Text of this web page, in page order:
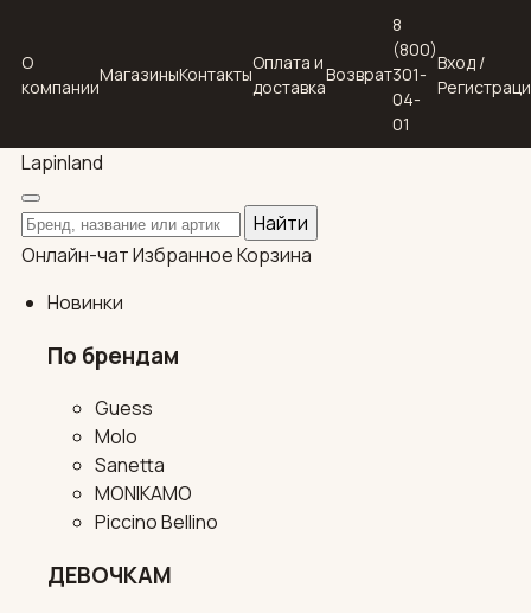
О
компании
МагазиныКонтакты
Оплата и
доставка
Возврат
8
(800)
301-
04-
01
Вход /
Lapinland
Поиск по каталогу
Найти
Онлайн-чатИзбранноеКорзина
Новинки
По брендам
Guess
Molo
Sanetta
MONIKAMO
Piccino Bellino
ДЕВОЧКАМ